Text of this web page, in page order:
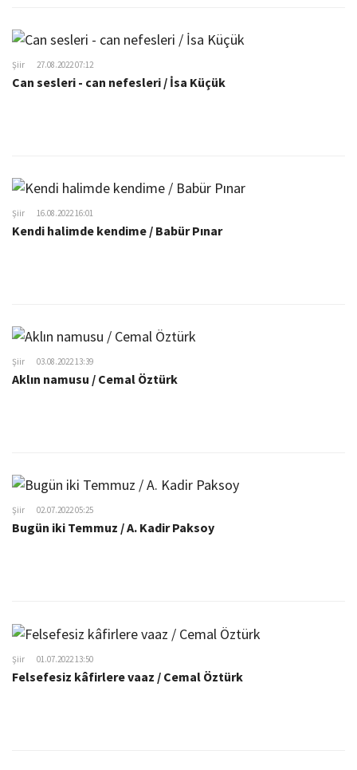
Şiir 27.08.2022 07:12
Can sesleri - can nefesleri / İsa Küçük
Şiir 16.08.2022 16:01
Kendi halimde kendime / Babür Pınar
Şiir 03.08.2022 13:39
Aklın namusu / Cemal Öztürk
Şiir 02.07.2022 05:25
Bugün iki Temmuz / A. Kadir Paksoy
Şiir 01.07.2022 13:50
Felsefesiz kâfirlere vaaz / Cemal Öztürk